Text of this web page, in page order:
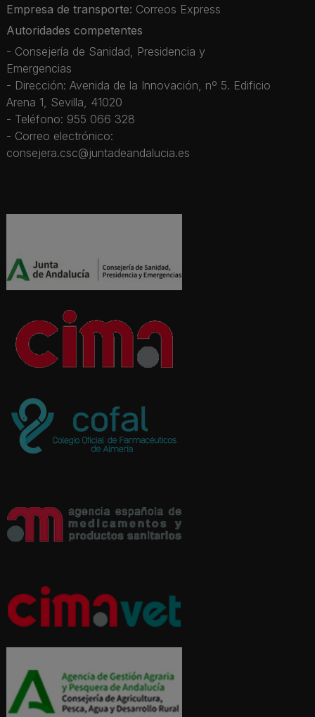
Empresa de transporte: Correos Express
Autoridades competentes
- Consejería de Sanidad, Presidencia y
Emergencias
- Dirección: Avenida de la Innovación, nº 5. Edificio
Arena 1, Sevilla, 41020
- Teléfono: 955 066 328
- Correo electrónico:
consejera.csc@juntadeandalucia.es